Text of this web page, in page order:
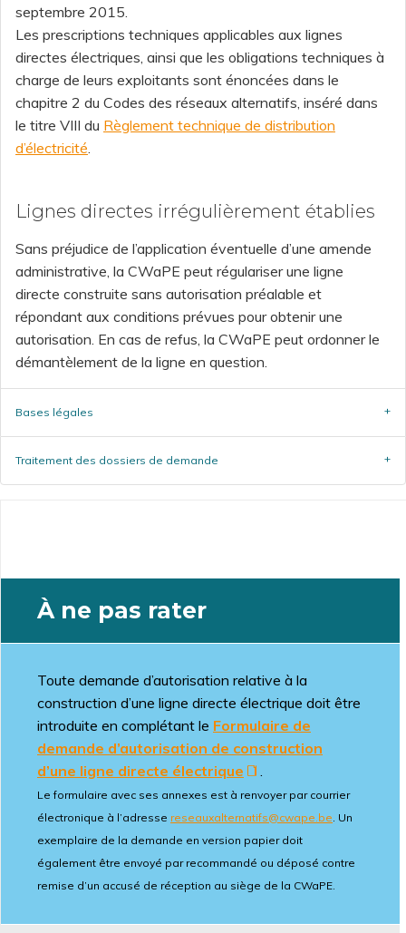
septembre 2015.
Les prescriptions techniques applicables aux lignes
directes électriques, ainsi que les obligations techniques à
charge de leurs exploitants sont énoncées dans le
chapitre 2 du Codes des réseaux alternatifs, inséré dans
le titre VIII du Règlement technique de distribution
d’électricité.
Lignes directes irrégulièrement établies
Sans préjudice de l’application éventuelle d’une amende
administrative, la CWaPE peut régulariser une ligne
directe construite sans autorisation préalable et
répondant aux conditions prévues pour obtenir une
autorisation. En cas de refus, la CWaPE peut ordonner le
démantèlement de la ligne en question.
Bases légales
Traitement des dossiers de demande
À ne pas rater
Toute demande d’autorisation relative à la
construction d’une ligne directe électrique doit être
introduite en complétant le Formulaire de
demande d’autorisation de construction
d’une ligne directe électrique
.
Le formulaire avec ses annexes est à renvoyer par courrier
électronique à l’adresse reseauxalternatifs@cwape.be. Un
exemplaire de la demande en version papier doit
également être envoyé par recommandé ou déposé contre
remise d’un accusé de réception au siège de la CWaPE.